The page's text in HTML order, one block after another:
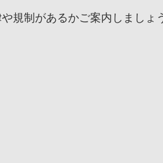
規制があるかご案内しましょ